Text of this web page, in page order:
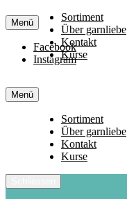
Sortiment
Über garnliebe
Kontakt
Kurse
Menü
Facebook
Instagram
Menü
Sortiment
Über garnliebe
Kontakt
Kurse